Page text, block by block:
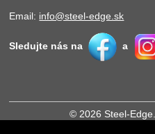
Email: info@steel-edge.sk
Sledujte nás na a
© 2026 Steel-